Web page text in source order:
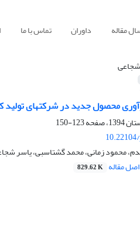
مقاله داوران تماس با ما
محصول جدید در شرکتهای تولید
123-150
محمود زمانی، محمد گشتاسبی، یاسر
اصل مقاله 829.62 K